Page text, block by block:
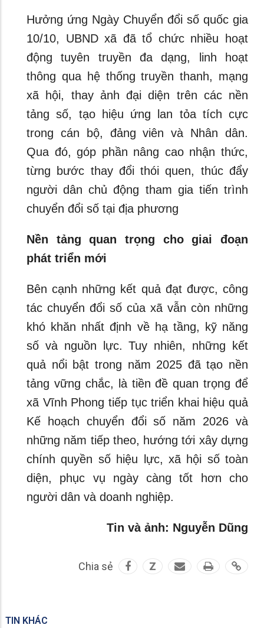
Hưởng ứng Ngày Chuyển đổi số quốc gia
10/10, UBND xã đã tổ chức nhiều hoạt
động tuyên truyền đa dạng, linh hoạt
thông qua hệ thống truyền thanh, mạng
xã hội, thay ảnh đại diện trên các nền
tảng số, tạo hiệu ứng lan tỏa tích cực
trong cán bộ, đảng viên và Nhân dân.
Qua đó, góp phần nâng cao nhận thức,
từng bước thay đổi thói quen, thúc đẩy
người dân chủ động tham gia tiến trình
chuyển đổi số tại địa phương
Nền tảng quan trọng cho giai đoạn
phát triển mới
Bên cạnh những kết quả đạt được, công
tác chuyển đổi số của xã vẫn còn những
khó khăn nhất định về hạ tầng, kỹ năng
số và nguồn lực. Tuy nhiên, những kết
quả nổi bật trong năm 2025 đã tạo nền
tảng vững chắc, là tiền đề quan trọng để
xã Vĩnh Phong tiếp tục triển khai hiệu quả
Kế hoạch chuyển đổi số năm 2026 và
những năm tiếp theo, hướng tới xây dựng
chính quyền số hiệu lực, xã hội số toàn
diện, phục vụ ngày càng tốt hơn cho
người dân và doanh nghiệp.
Tin và ảnh: Nguyễn Dũng
Chia sẻ Z
TIN KHÁC